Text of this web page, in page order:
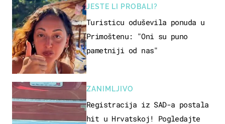
JESTE LI PROBALI?
Turisticu oduševila ponuda u
Primoštenu: "Oni su puno
pametniji od nas"
ZANIMLJIVO
Registracija iz SAD-a postala
hit u Hrvatskoj! Pogledajte